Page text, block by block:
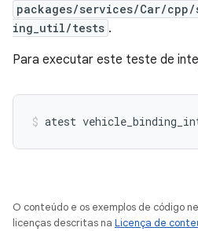
packages/services/Car/
ing_util/tests .
Para executar este teste de
O conteúdo e os exemplos de código
licenças descritas na Licença de